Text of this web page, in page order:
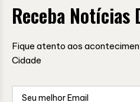
Receba Notícias
Fique atento aos
Cidade